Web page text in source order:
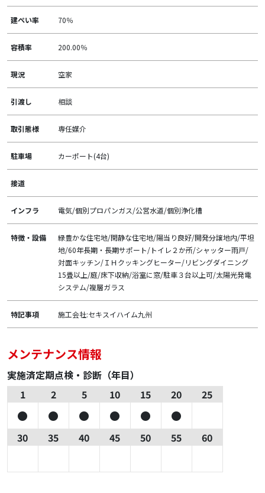
建ぺい率 70％
容積率 200.00％
現況 空家
引渡し 相談
取引態様 専任媒介
駐車場 カーポート(4台)
接道
インフラ 電気/個別プロパンガス/公営水道/個別浄化槽
特徴・設備
緑豊かな住宅地/閑静な住宅地/陽当り良好/開発分譲地内/平坦
地/60年長期・長期サポート/トイレ２か所/シャッター雨戸/
対面キッチン/ＩＨクッキングヒーター/リビングダイニング
15畳以上/庭/床下収納/浴室に窓/駐車３台以上可/太陽光発電
システム/複層ガラス
特記事項 施工会社:セキスイハイム九州
メンテナンス情報
実施済定期点検・診断（年目）
1
2 5 10 15 20 25
30 35 40 45 50 55 60